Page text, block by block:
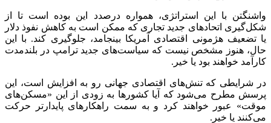
واشنگتن با این استراتژی، همواره درصدد این بوده است تا از
شکل‌گیری اتحادهای جدید تجاری که ممکن است به کاهش نفوذ دلار
یا تضعیف هژمونی اقتصادی آمریکا بینجامد، جلوگیری کند. با این
حال، هنوز مشخص نیست که سیاست‌های جدید ترامپ در بلندمدت
کارآمد خواهند بود یا خیر.
در شرایطی که تنش‌های اقتصادی جهانی رو به افزایش است، این
پرسش مطرح می‌شود که آیا کشورها به زودی از این «مسکن‌های
موقت» عبور خواهند کرد و به سمت راهکارهای پایدارتر حرکت
می‌کنند یا خیر.